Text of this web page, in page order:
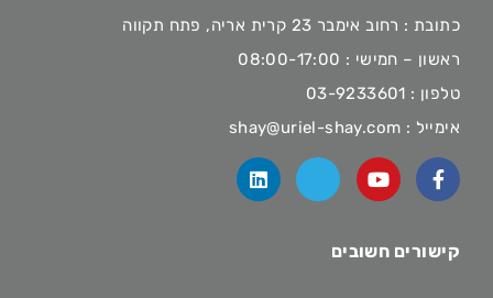
כתובת : רחוב אימבר 23 קרית אריה, פתח תקווה
ראשון – חמישי : 08:00-17:00
טלפון : 03-9233601
אימייל : shay@uriel-shay.com
קישורים חשובים